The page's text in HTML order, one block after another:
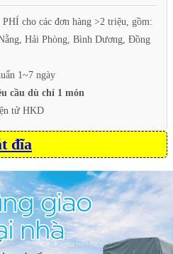
cho các đơn hàng >2 triệu, gồm:
Hải Phòng, Bình Dương, Đồng
1~7 ngày
cầu dù chỉ 1 món
tử HKD
đĩa